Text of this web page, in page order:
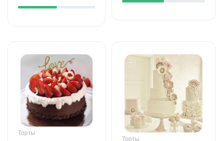
Торты
The cake of love
109 AZN
Beautiful and special
1180 AZN